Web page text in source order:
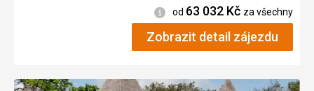
Informace
od 63 032 Kč za všechny
Zobrazit detail zájezdu